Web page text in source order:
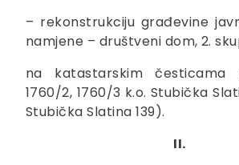
– rekonstrukciju građevine
namjene – društveni dom, 2.
na katastarskim česticama
1760/2, 1760/3 k.o. Stubička
Stubička Slatina 139).
II.